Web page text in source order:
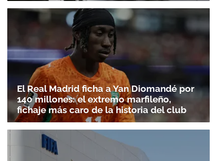
El Real Madrid ficha a Yan Diomandé por
140 millones: el extremo marfileño,
fichaje más caro de la historia del club